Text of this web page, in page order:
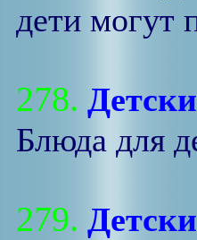
дети могут
278.
Блюда для
279.